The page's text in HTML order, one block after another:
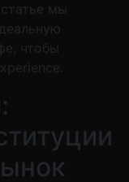
мы
чтобы